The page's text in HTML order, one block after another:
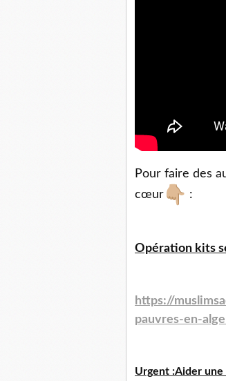
Pour faire des
cœur
:
Opération kits
https://
pauvres-en-
Urgent :Aider